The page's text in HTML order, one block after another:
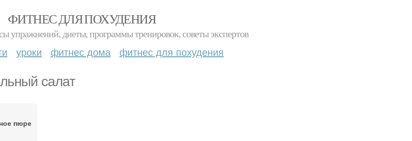
ФИТНЕС ДЛЯ ПОХУДЕНИЯ
упражнений, диеты, программы тренировок, советы экспертов
уроки фитнес дома фитнес для похудения
салат
пюре